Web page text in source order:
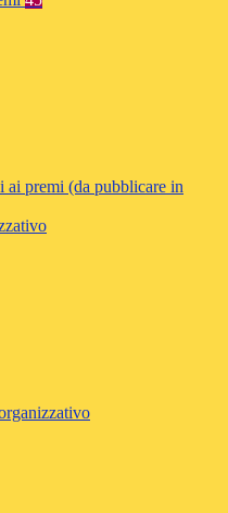
ai premi (da pubblicare in